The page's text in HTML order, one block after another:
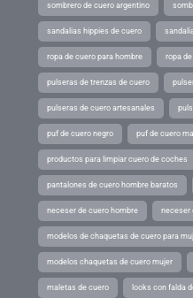
sombrero de cuero argentino
sandalias hippies de cuero
ropa de cuero para hombre ropa
pulseras de trenzas de cuero
pulseras de cuero artesanales
puf de cuero negro puf de cuero
productos para limpiar cuero de coches
pantalones de cuero hombre baratos
neceser de cuero hombre neceser
modelos de chaquetas de cuero para
modelos chaquetas de cuero mujer
maletas de cuero looks con falda